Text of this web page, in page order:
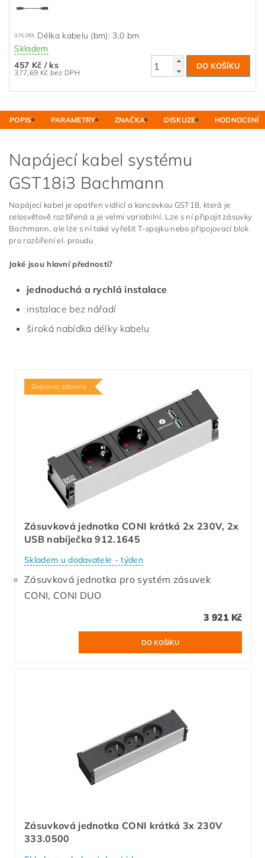
375.055 Délka kabelu (bm): 3,0 bm
Skladem
457 Kč / ks
377,69 Kč bez DPH
POPIS PARAMETRY ZNAČKA DISKUZE HODNOCENÍ
Napájecí kabel systému
GST18i3 Bachmann
Napájecí kabel je opatřen vidlicí a koncovkou GST18, která je
celosvětově rozšířená a je velmi variabilní. Lze s ní připojit zásuvky
Bachmann, ale lze s ní také vyřešit T-spojku nebo připojovací blok
pro rozšíření el. proudu
Jaké jsou hlavní přednosti?
jednoduchá a rychlá instalace
instalace bez nářadí
široká nabídka délky kabelu
Doprava zdarma
Zásuvková jednotka CONI krátká 2x 230V, 2x
USB nabíječka 912.1645
Skladem u dodavatele - týden
Zásuvková jednotka pro systém zásuvek
CONI, CONI DUO
3 921 Kč
Zásuvková jednotka CONI krátká 3x 230V
333.0500